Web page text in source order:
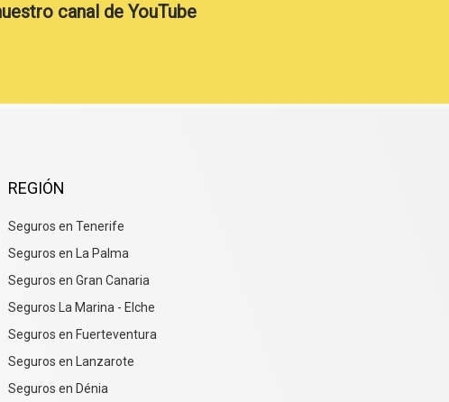
canal de YouTube
REGIÓN
Seguros en Tenerife
Seguros en La Palma
Seguros en Gran Canaria
Seguros La Marina - Elche
Seguros en Fuerteventura
Seguros en Lanzarote
Seguros en Dénia